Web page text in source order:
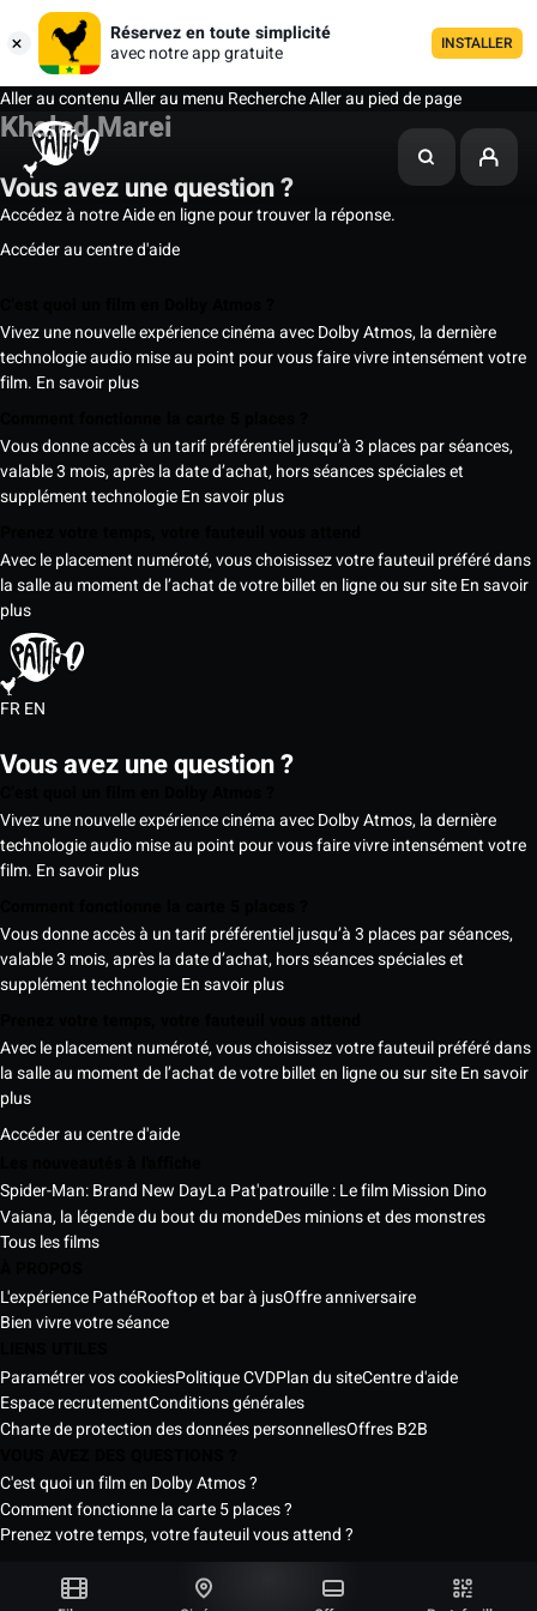
Réservez en toute simplicité
avec notre app gratuite
INSTALLER
Aller au contenuAller au menu RechercheAller au pied de page
Khaled Marei
Vous avez une question ?
Accédez à notre Aide en ligne pour trouver la réponse.
Accéder au centre d'aide
Vivez une nouvelle expérience cinéma avec Dolby Atmos, la dernière
technologie audio mise au point pour vous faire vivre intensément votre
film. En savoir plus
Vous donne accès à un tarif préférentiel jusqu’à 3 places par séances,
valable 3 mois, après la date d’achat, hors séances spéciales et
supplément technologieEn savoir plus
Avec le placement numéroté, vous choisissez votre fauteuil préféré dans
la salle au moment de l’achat de votre billet en ligne ou sur siteEn savoir
plus
FREN
Vous avez une question ?
Vivez une nouvelle expérience cinéma avec Dolby Atmos, la dernière
technologie audio mise au point pour vous faire vivre intensément votre
film. En savoir plus
Vous donne accès à un tarif préférentiel jusqu’à 3 places par séances,
valable 3 mois, après la date d’achat, hors séances spéciales et
supplément technologieEn savoir plus
Avec le placement numéroté, vous choisissez votre fauteuil préféré dans
la salle au moment de l’achat de votre billet en ligne ou sur siteEn savoir
plus
Accéder au centre d'aide
Spider-Man: Brand New DayLa Pat'patrouille : Le film Mission Dino
Vaiana, la légende du bout du mondeDes minions et des monstres
Tous les films
L'expérience PathéRooftop et bar à jusOffre anniversaire
Bien vivre votre séance
Paramétrer vos cookiesPolitique CVDPlan du siteCentre d'aide
Espace recrutementConditions générales
Charte de protection des données personnellesOffres B2B
C'est quoi un film en Dolby Atmos ?
Comment fonctionne la carte 5 places ?
Prenez votre temps, votre fauteuil vous attend ?
Les Cinémas Pathé Sénégal © 2026